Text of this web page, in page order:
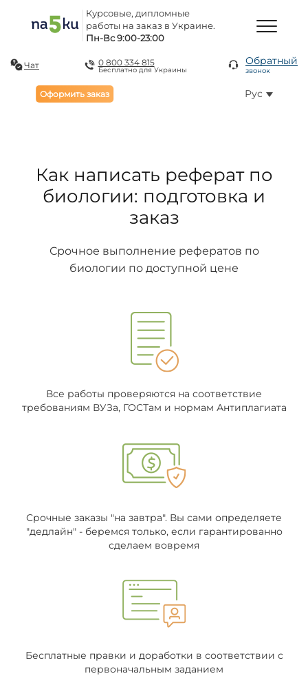
Курсовые, дипломные
работы на заказ в Украине.
Пн-Вс 9:00-23:00
Чат 0 800 334 815
Бесплатно для Украины
Обратный
звонок
Оформить заказ Рус
Как написать реферат по
биологии: подготовка и
заказ
Срочное выполнение рефератов по
биологии по доступной цене
Все работы проверяются на соответствие
требованиям ВУЗа, ГОСТам и нормам Антиплагиата
Срочные заказы "на завтра". Вы сами определяете
"дедлайн" - беремся только, если гарантированно
сделаем вовремя
Бесплатные правки и доработки в соответствии с
первоначальным заданием